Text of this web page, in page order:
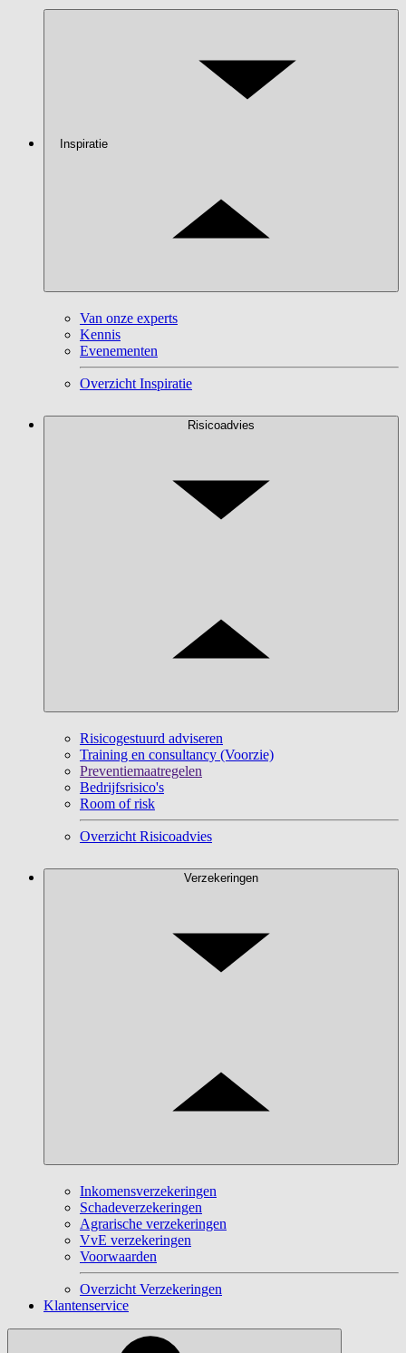
Inspiratie
Van onze experts
Kennis
Evenementen
Overzicht Inspiratie
Risicoadvies
Risicogestuurd adviseren
Training en consultancy (Voorzie)
Preventiemaatregelen
Bedrijfsrisico's
Room of risk
Overzicht Risicoadvies
Verzekeringen
Inkomensverzekeringen
Schadeverzekeringen
Agrarische verzekeringen
VvE verzekeringen
Voorwaarden
Overzicht Verzekeringen
Klantenservice